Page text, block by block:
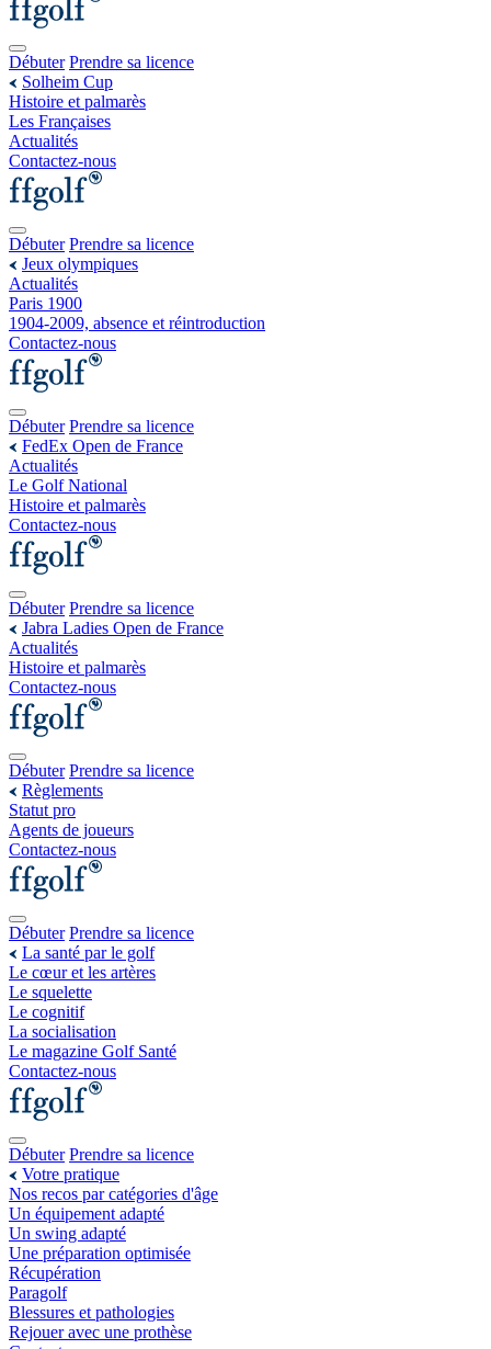
Débuter Prendre sa licence
Solheim Cup
Histoire et palmarès
Les Françaises
Actualités
Contactez-nous
Débuter Prendre sa licence
Jeux olympiques
Actualités
Paris 1900
1904-2009, absence et réintroduction
Contactez-nous
Débuter Prendre sa licence
FedEx Open de France
Actualités
Le Golf National
Histoire et palmarès
Contactez-nous
Débuter Prendre sa licence
Jabra Ladies Open de France
Actualités
Histoire et palmarès
Contactez-nous
Débuter Prendre sa licence
Règlements
Statut pro
Agents de joueurs
Contactez-nous
Débuter Prendre sa licence
La santé par le golf
Le cœur et les artères
Le squelette
Le cognitif
La socialisation
Le magazine Golf Santé
Contactez-nous
Débuter Prendre sa licence
Votre pratique
Nos recos par catégories d'âge
Un équipement adapté
Un swing adapté
Une préparation optimisée
Récupération
Paragolf
Blessures et pathologies
Rejouer avec une prothèse